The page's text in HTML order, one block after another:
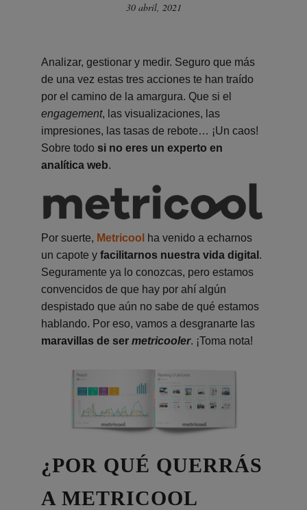
30 abril, 2021
Analizar, gestionar y medir. Seguro que más
de una vez estas tres acciones te han traído
por el camino de la amargura. Que si el
engagement, las visualizaciones, las
impresiones, las tasas de rebote… ¡Un caos!
Sobre todo si no eres un experto en
analítica web.
Por suerte, Metricool
ha venido a echarnos
un capote y facilitarnos nuestra vida digital .
Seguramente ya lo conozcas, pero estamos
convencidos de que hay por ahí algún
despistado que aún no sabe de qué estamos
hablando. Por eso, vamos a desgranarte las
maravillas de ser metricooler. ¡Toma nota!
¿POR QUÉ QUERRÁS
A METRICOOL